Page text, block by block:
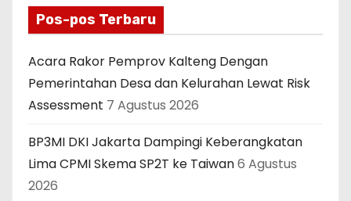
Pos-pos Terbaru
Acara Rakor Pemprov Kalteng Dengan
Pemerintahan Desa dan Kelurahan Lewat Risk
Assessment 7 Agustus 2026
BP3MI DKI Jakarta Dampingi Keberangkatan
Lima CPMI Skema SP2T ke Taiwan6 Agustus
2026